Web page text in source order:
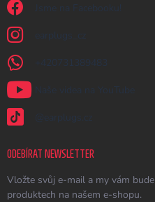
Jsme na Facebooku!
earplugs_cz
+420731389483
Naše videa na YouTube
@earplugs.cz
ODEBÍRAT NEWSLETTER
Vložte svůj e-mail a my vám
produktech na našem e-shopu.